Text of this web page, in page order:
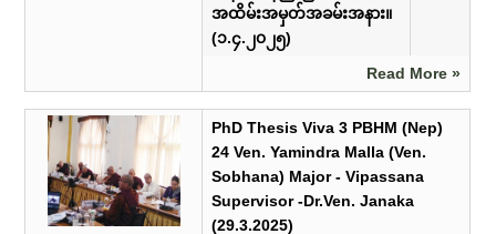
အထိမ်းအမှတ်အခမ်းအနား။
(၁.၄.၂၀၂၅)
Read More »
PhD Thesis Viva 3 PBHM (Nep)
24 Ven. Yamindra Malla (Ven.
Sobhana) Major - Vipassana
Supervisor -Dr.Ven. Janaka
(29.3.2025)